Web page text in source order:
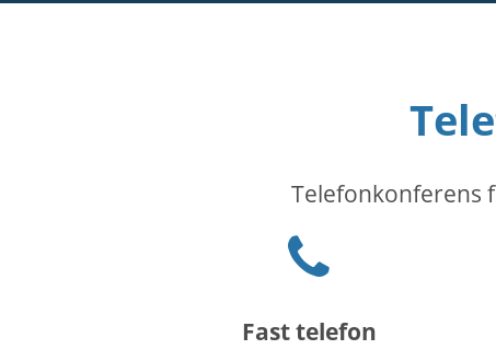
Telefonkonferens
icon
Fast telefon